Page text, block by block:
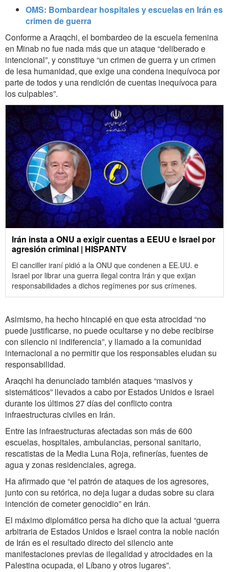
OMS: Bombardear hospitales y escuelas en Irán es
crimen de guerra
Conforme a Araqchi, el bombardeo de la escuela femenina
en Minab no fue nada más que un ataque “deliberado e
intencional”, y constituye “un crimen de guerra y un crimen
de lesa humanidad, que exige una condena inequívoca por
parte de todos y una rendición de cuentas inequívoca para
los culpables”.
Irán insta a ONU a exigir cuentas a EEUU e Israel por
agresión criminal | HISPANTV
El canciller iraní pidió a la ONU que condenen a EE.UU. e
Israel por librar una guerra ilegal contra Irán y que exijan
responsabilidades a dichos regímenes por sus crímenes.
Asimismo, ha hecho hincapié en que esta atrocidad “no
puede justificarse, no puede ocultarse y no debe recibirse
con silencio ni indiferencia”, y llamado a la comunidad
internacional a no permitir que los responsables eludan su
responsabilidad.
Araqchi ha denunciado también ataques “masivos y
sistemáticos” llevados a cabo por Estados Unidos e Israel
durante los últimos 27 días del conflicto contra
infraestructuras civiles en Irán.
Entre las infraestructuras afectadas son más de 600
escuelas, hospitales, ambulancias, personal sanitario,
rescatistas de la Media Luna Roja, refinerías, fuentes de
agua y zonas residenciales, agrega.
Ha afirmado que “el patrón de ataques de los agresores,
junto con su retórica, no deja lugar a dudas sobre su clara
intención de cometer genocidio” en Irán.
El máximo diplomático persa ha dicho que la actual “guerra
arbitraria de Estados Unidos e Israel contra la noble nación
de Irán es el resultado directo del silencio ante
manifestaciones previas de ilegalidad y atrocidades en la
Palestina ocupada, el Líbano y otros lugares”.